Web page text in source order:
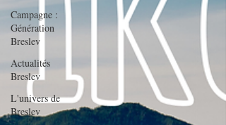
Campagne :
Génération
Breslev
Actualités
Breslev
L'univers de
Breslev